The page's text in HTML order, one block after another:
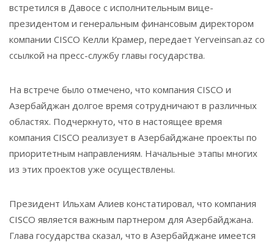
встретился в Давосе с исполнительным вице-
президентом и генеральным финансовым директором
компании CISCO Келли Крамер, передает Yerveinsan.az со
ссылкой на пресс-службу главы государства.
На встрече было отмечено, что компания CISCO и
Азербайджан долгое время сотрудничают в различных
областях. Подчеркнуто, что в настоящее время
компания CISCO реализует в Азербайджане проекты по
приоритетным направлениям. Начальные этапы многих
из этих проектов уже осуществлены.
Президент Ильхам Алиев констатировал, что компания
CISCO является важным партнером для Азербайджана.
Глава государства сказал, что в Азербайджане имеется